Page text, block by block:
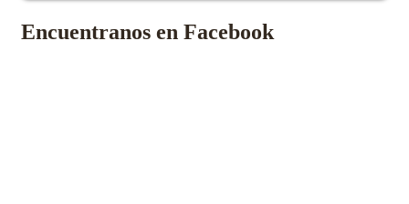
Encuentranos en Facebook